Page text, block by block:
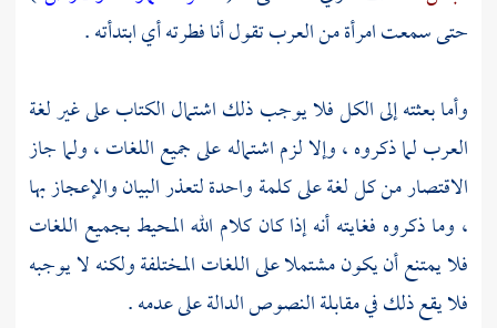
حتى سمعت امرأة من العرب تقول أنا فطرته أي ابتدأته .
وأما بعثته إلى الكل فلا يوجب ذلك اشتمال الكتاب على غير لغة
العرب لما ذكروه ، وإلا لزم اشتماله على جميع اللغات ، ولما جاز
الاقتصار من كل لغة على كلمة واحدة لتعذر البيان والإعجاز بها
، وما ذكروه فغايته أنه إذا كان كلام الله المحيط بجميع اللغات
فلا يمتنع أن يكون مشتملا على اللغات المختلفة ولكنه لا يوجبه
فلا يقع ذلك في مقابلة النصوص الدالة على عدمه .